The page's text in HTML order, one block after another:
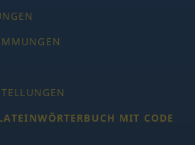
MIT CODE